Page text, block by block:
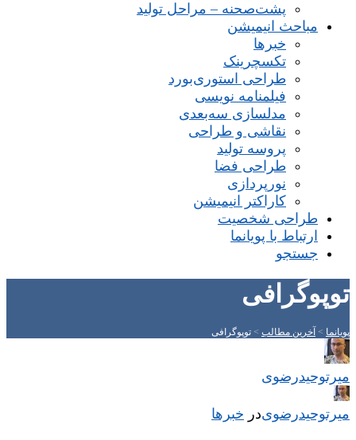
پشت‌صحنه – مراحل تولید
مباحث انیمیشن
خبرها
تکسچرینک
طراحی استوری‌بورد
فیلمنامه نویسی
مدلسازی سه‌بعدی
نقاشی و طراحی
پروسه تولید
طراحی فضا
نورپردازی
کاراکتر انیمیشن
طراحی شخصیت
ارتباط با پویانما
جستجو
توپوگرافی
پویانما > آخرین مطالب > توپوگرافی
میر‌توحیدرضوی
میر‌توحیدرضویدر خبرها